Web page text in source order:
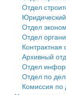
Культура
Образование
Социальная
Фотоальбом
Открытые
Работа с
Проекты
объектов
среднего
среднего
Отдел
Отдел
Отдел
Контрактная
Архивный
Отдел
Отдел по
Комиссия по